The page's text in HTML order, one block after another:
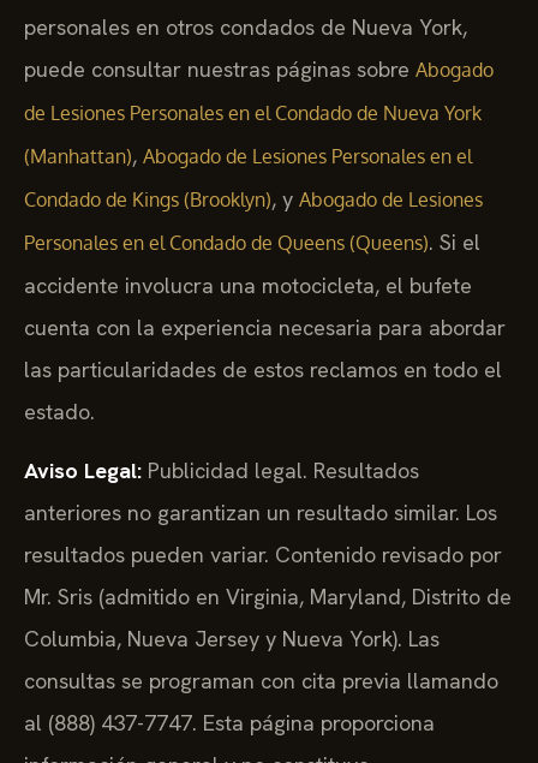
personales en otros condados de Nueva York,
puede consultar nuestras páginas sobre Abogado
de Lesiones Personales en el Condado de Nueva York
(Manhattan), Abogado de Lesiones Personales en el
Condado de Kings (Brooklyn), y Abogado de Lesiones
Personales en el Condado de Queens (Queens). Si el
accidente involucra una motocicleta, el bufete
cuenta con la experiencia necesaria para abordar
las particularidades de estos reclamos en todo el
estado.
Aviso Legal: Publicidad legal. Resultados
anteriores no garantizan un resultado similar. Los
resultados pueden variar. Contenido revisado por
Mr. Sris (admitido en Virginia, Maryland, Distrito de
Columbia, Nueva Jersey y Nueva York). Las
consultas se programan con cita previa llamando
al (888) 437-7747. Esta página proporciona